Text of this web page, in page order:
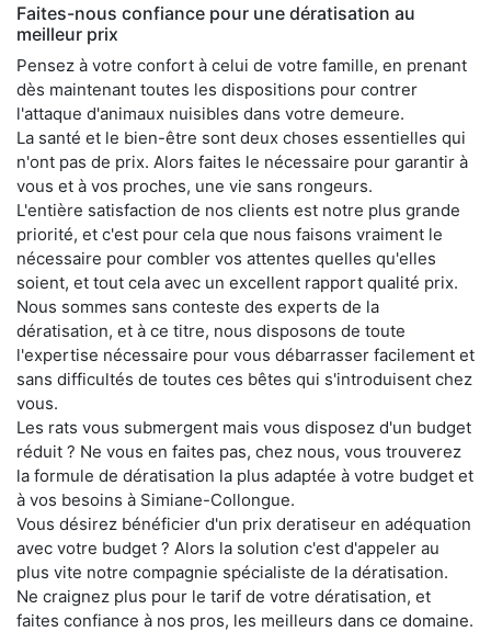
Faites-nous confiance pour une dératisation au
meilleur prix
Pensez à votre confort à celui de votre famille, en prenant
dès maintenant toutes les dispositions pour contrer
l'attaque d'animaux nuisibles dans votre demeure.
La santé et le bien-être sont deux choses essentielles qui
n'ont pas de prix. Alors faites le nécessaire pour garantir à
vous et à vos proches, une vie sans rongeurs.
L'entière satisfaction de nos clients est notre plus grande
priorité, et c'est pour cela que nous faisons vraiment le
nécessaire pour combler vos attentes quelles qu'elles
soient, et tout cela avec un excellent rapport qualité prix.
Nous sommes sans conteste des experts de la
dératisation, et à ce titre, nous disposons de toute
l'expertise nécessaire pour vous débarrasser facilement et
sans difficultés de toutes ces bêtes qui s'introduisent chez
vous.
Les rats vous submergent mais vous disposez d'un budget
réduit ? Ne vous en faites pas, chez nous, vous trouverez
la formule de dératisation la plus adaptée à votre budget et
à vos besoins à Simiane-Collongue.
Vous désirez bénéficier d'un prix deratiseur en adéquation
avec votre budget ? Alors la solution c'est d'appeler au
plus vite notre compagnie spécialiste de la dératisation.
Ne craignez plus pour le tarif de votre dératisation, et
faites confiance à nos pros, les meilleurs dans ce domaine.